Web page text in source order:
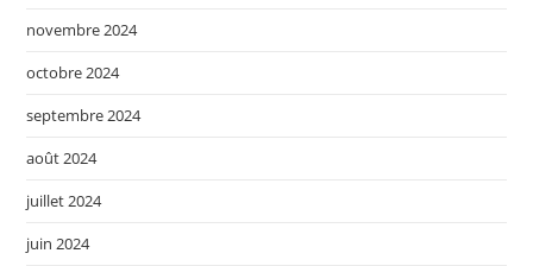
novembre 2024
octobre 2024
septembre 2024
août 2024
juillet 2024
juin 2024